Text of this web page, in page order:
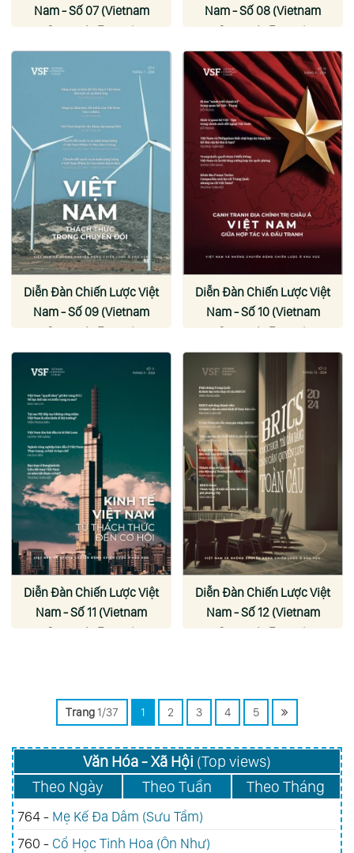
Nam - Số 07 (Vietnam
Strategic Forum)
Nam - Số 08 (Vietnam
Strategic Forum)
Diễn Đàn Chiến Lược Việt
Nam - Số 09 (Vietnam
Strategic Forum)
Diễn Đàn Chiến Lược Việt
Nam - Số 10 (Vietnam
Strategic Forum)
Diễn Đàn Chiến Lược Việt
Nam - Số 11 (Vietnam
Strategic Forum)
Diễn Đàn Chiến Lược Việt
Nam - Số 12 (Vietnam
Strategic Forum)
Trang 1/37 1 2 3 4 5
Văn Hóa - Xã Hội (Top views)
Theo Ngày
Theo Tuần Theo Tháng
764 - Mẹ Kế Đa Dâm (Sưu Tầm)
760 - Cổ Học Tinh Hoa (Ôn Như)